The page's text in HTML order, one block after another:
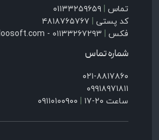
تماس | ۰۱۱۳۳۲۵۹۶۵۹
کد پستی | ۴۸۱۸۷۶۵۷۶۷
فکس | ۰۱۱۳۳۲۶۷۲۹۳ - info@jadoosoft.com
شماره تماس
۰۲۱-۸۸۱۷۸۶۰
۰۹۹۱۸۹۷۱۸۱۱
ساعت ۲۰-۱۷
| ۰۹۱۱۰۱۰۰۹۰۰